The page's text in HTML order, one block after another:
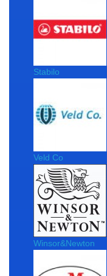
Stabilo
Veld Co
Winsor&Newton